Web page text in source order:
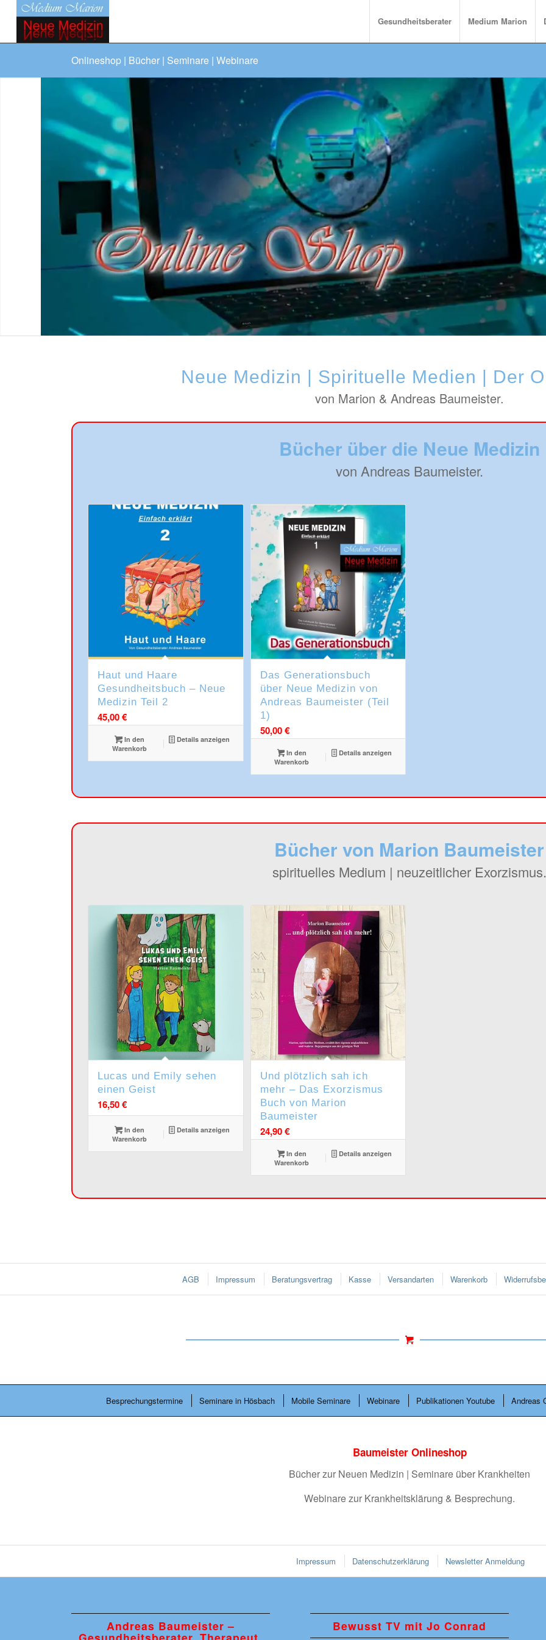
Gesundheitsberater Medium Marion
Onlineshop | Bücher | Seminare | Webinare
Neue Medizin | Spirituelle Medien | Der
von Marion & Andreas Baumeister.
Bücher über die Neue Medizin
von Andreas Baumeister.
Haut und Haare
Gesundheitsbuch – Neue
Medizin Teil 2
45,00€
In den
Warenkorb
Details anzeigen
Das Generationsbuch
über Neue Medizin von
Andreas Baumeister (Teil
1)
50,00€
In den
Warenkorb
Details anzeigen
Bücher von Marion Baumeister
spirituelles Medium | neuzeitlicher Exorzismus.
Lucas und Emily sehen
einen Geist
16,50€
In den
Warenkorb
Details anzeigen
Und plötzlich sah ich
mehr – Das Exorzismus
Buch von Marion
Baumeister
24,90€
In den
Warenkorb
Details anzeigen
AGB Impressum Beratungsvertrag Kasse Versandarten Warenkorb
Besprechungstermine Seminare in Hösbach Mobile Seminare Webinare Publikationen Youtube Andreas
Baumeister Onlineshop
Bücher zur Neuen Medizin | Seminare über Krankheiten
Webinare zur Krankheitsklärung & Besprechung.
Impressum Datenschutzerklärung Newsletter Anmeldung
Andreas Baumeister – Bewusst TV mit Jo Conrad